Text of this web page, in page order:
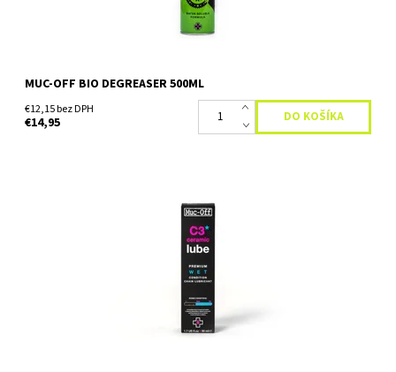
MUC-OFF BIO DEGREASER 500ML
€12,15 bez DPH
€14,95
Keramické mazivo do vlhkých a bahnistých podmienok Muc-Off
C3 Wet Ceramic Lube - Tajomstvo maziva C3 Ceramic Wet Chain
Lube spočíva v jeho jedinečnom keramickom povlaku,...